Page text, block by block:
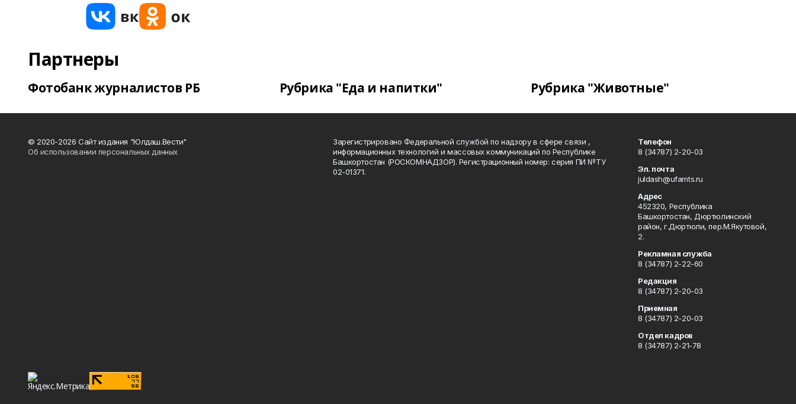
Партнеры
Фотобанк журналистов РБ Рубрика "Еда и напитки" Рубрика "Животные"
© 2020-2026 Сайт издания "Юлдаш.Вести"
Об использовании персональных данных
Зарегистрировано Федеральной службой по надзору в сфере связи ,
информационных технологий и массовых коммуникаций по Республике
Башкортостан (РОСКОМНАДЗОР). Регистрационный номер: серия ПИ №ТУ
02-01371.
Телефон
8 (34787) 2-20-03
Эл. почта
juldash@ufamts.ru
Адрес
452320, Республика
Башкортостан, Дюртюлинский
район, г.Дюртюли, пер.М.Якутовой,
2.
Рекламная служба
8 (34787) 2-22-60
Редакция
8 (34787) 2-20-03
Приемная
8 (34787) 2-20-03
Отдел кадров
8 (34787) 2-21-78